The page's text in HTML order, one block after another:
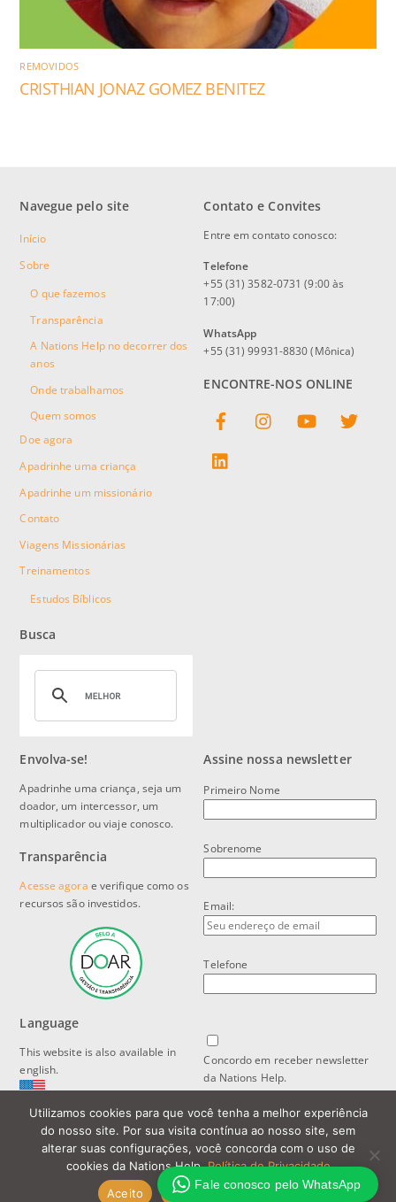
REMOVIDOS
CRISTHIAN JONAZ GOMEZ BENITEZ
Navegue pelo site
Início
Sobre
O que fazemos
Transparência
A Nations Help no decorrer dos
anos
Onde trabalhamos
Quem somos
Doe agora
Apadrinhe uma criança
Apadrinhe um missionário
Contato
Viagens Missionárias
Treinamentos
Estudos Bíblicos
Busca
Contato e Convites
Entre em contato conosco:
Telefone
+55 (31) 3582-0731 (9:00 às
17:00)
WhatsApp
+55 (31) 99931-8830 (Mônica)
ENCONTRE-NOS ONLINE
Envolva-se!
Apadrinhe uma criança, seja um
doador, um intercessor, um
multiplicador ou viaje conosco.
Transparência
Acesse agora e verifique como os
recursos são investidos.
Language
This website is also available in
english.
Política de Privacidade e Proteção
de Dados
Assine nossa newsletter
Primeiro Nome
Sobrenome
Email:
Telefone
Concordo em receber newsletter
da Nations Help.
Utilizamos cookies para que você tenha a melhor experiência
do nosso site. Por sua visita contínua ao nosso site, sem
alterar suas configurações, você concorda com o uso de
cookies da Nations Help.Política de Privacidade
Aceito
Política de Privacidade
Fale conosco pelo WhatsApp